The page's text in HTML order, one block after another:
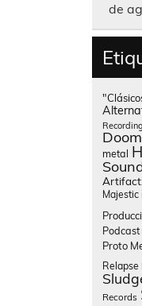
de
metal
Majestic
Podcast
Proto
Relapse
Records